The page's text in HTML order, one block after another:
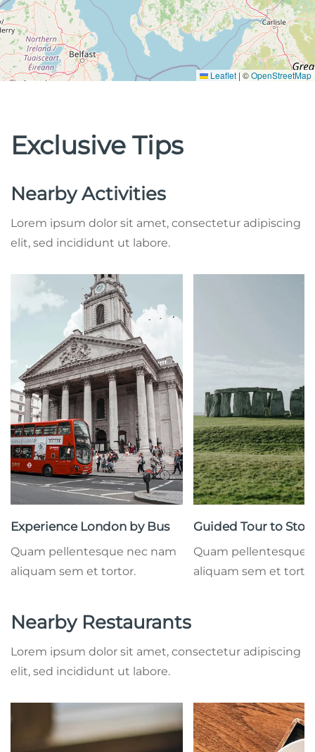
Leaflet | ©OpenStreetMap
Exclusive Tips
Nearby Activities
Lorem ipsum dolor sit amet, consectetur adipiscing
elit, sed incididunt ut labore.
Experience London by Bus
Quam pellentesque nec nam
aliquam sem et tortor.
Guided Tour to
Quam pellentesque
aliquam sem et
Nearby Restaurants
Lorem ipsum dolor sit amet, consectetur adipiscing
elit, sed incididunt ut labore.